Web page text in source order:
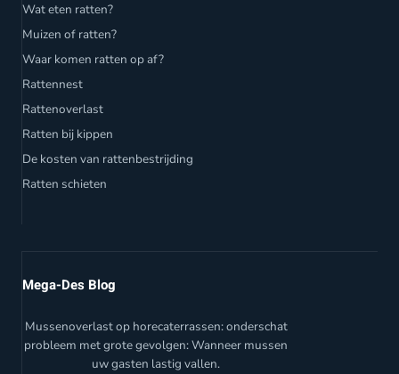
Wat eten ratten?
Muizen of ratten?
Waar komen ratten op af?
Rattennest
Rattenoverlast
Ratten bij kippen
De kosten van rattenbestrijding
Ratten schieten
Mega-Des Blog
Mussenoverlast op horecaterrassen: onderschat
probleem met grote gevolgen: Wanneer mussen
uw gasten lastig vallen.